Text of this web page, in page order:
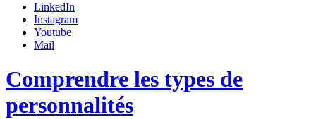
LinkedIn
Instagram
Youtube
Mail
Comprendre les types de
personnalités